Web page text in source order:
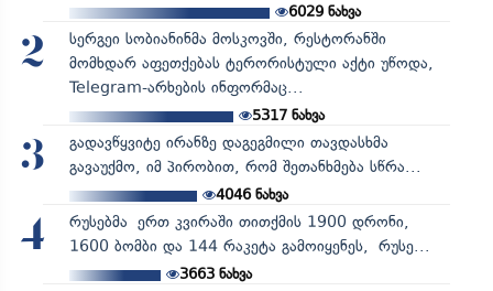
6029 ნახვა
2
სერგეი სობიანინმა მოსკოვში, რესტორანში
მომხდარ აფეთქებას ტერორისტული აქტი უწოდა,
Telegram-არხების ინფორმაც...
5317ნახვა
3
გადავწყვიტე ირანზე დაგეგმილი თავდასხმა
გავაუქმო, იმ პირობით, რომ შეთანხმება სწრა...
4046ნახვა
4
რუსებმა ერთ კვირაში თითქმის 1900 დრონი,
1600 ბომბი და 144 რაკეტა გამოიყენეს, რუსე...
3663ნახვა